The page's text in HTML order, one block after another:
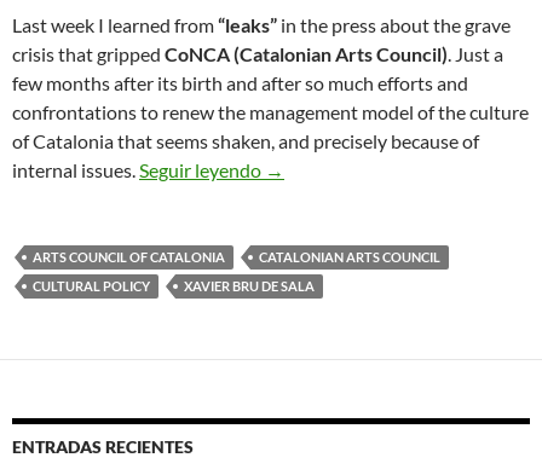
Last week I learned from“leaks” in the press about the grave
crisis that gripped CoNCA (Catalonian Arts Council). Just a
few months after its birth and after so much efforts and
confrontations to renew the management model of the culture
of Catalonia that seems shaken, and precisely because of
internal issues.Seguir leyendo The Autocratic Morality of the
→
ARTS COUNCIL OF CATALONIA
CATALONIAN ARTS COUNCIL
CULTURAL POLICY
XAVIER BRU DE SALA
ENTRADAS RECIENTES